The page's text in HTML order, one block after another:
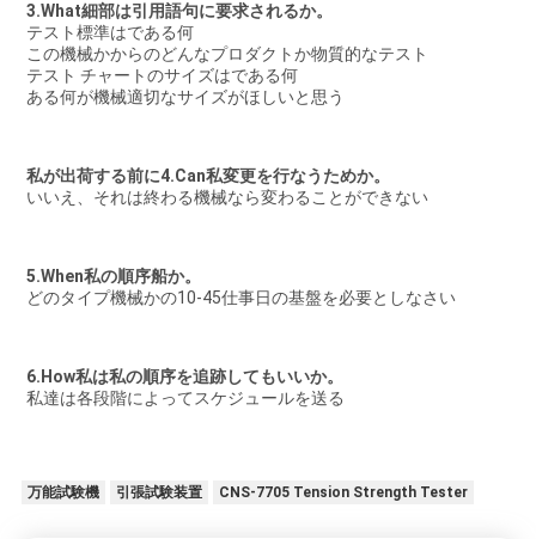
3.What細部は引用語句に要求されるか。
テスト標準はである何
この機械かからのどんなプロダクトか物質的なテスト
テスト チャートのサイズはである何
ある何が機械適切なサイズがほしいと思う
私が出荷する前に4.Can私変更を行なうためか。
いいえ、それは終わる機械なら変わることができない
5.When私の順序船か。
どのタイプ機械かの10-45仕事日の基盤を必要としなさい
6.How私は私の順序を追跡してもいいか。
私達は各段階によってスケジュールを送る
万能試験機 引張試験装置 CNS-7705 Tension Strength Tester